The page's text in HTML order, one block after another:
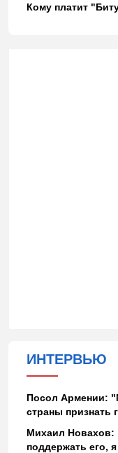
Кому платит
ИНТЕРВЬЮ
Посол Армении:
страны признать
Михаил Новахов:
поддержать его,